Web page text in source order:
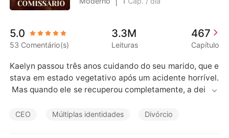
Baixar App
Bilionários
Contos Curtos
5.0
53 Comentário(s)
3.3M
Leituras
467
Capítulo
Kaelyn passou três anos cuidando do seu marido, que e
stava em estado vegetativo após um acidente horrível.
Mas quando ele se recuperou completamente, a deixou
CEO Múltiplas identidades Divórcio